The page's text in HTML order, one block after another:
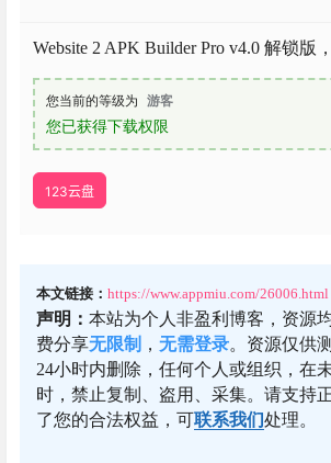
Website 2 APK Builder Pro v4.0 解锁版
您当前的等级为 游客
您已获得下载权限
123云盘
本文链接： https://www.appmiu.com/26006.html
声明： 本站为个人非盈利博客，资源
费分享无限制 ， 无需登录。资源仅供
24小时内删除，任何个人或组织，在
时，禁止复制、盗用、采集。请支持
了您的合法权益，可联系我们处理。